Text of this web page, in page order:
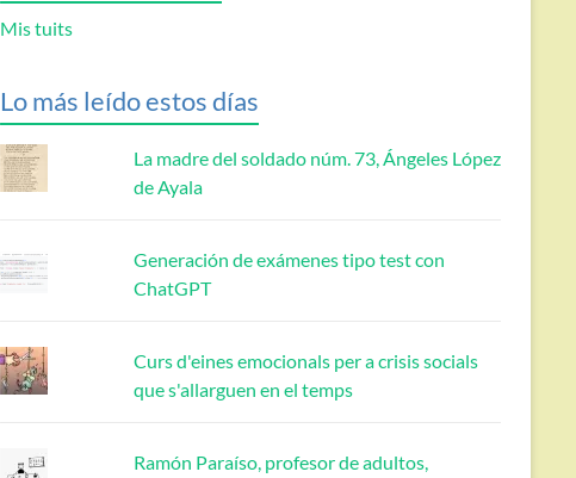
Mis tuits
Lo más leído estos días
La madre del soldado núm. 73, Ángeles López
de Ayala
Generación de exámenes tipo test con
ChatGPT
Curs d'eines emocionals per a crisis socials
que s'allarguen en el temps
Ramón Paraíso, profesor de adultos,